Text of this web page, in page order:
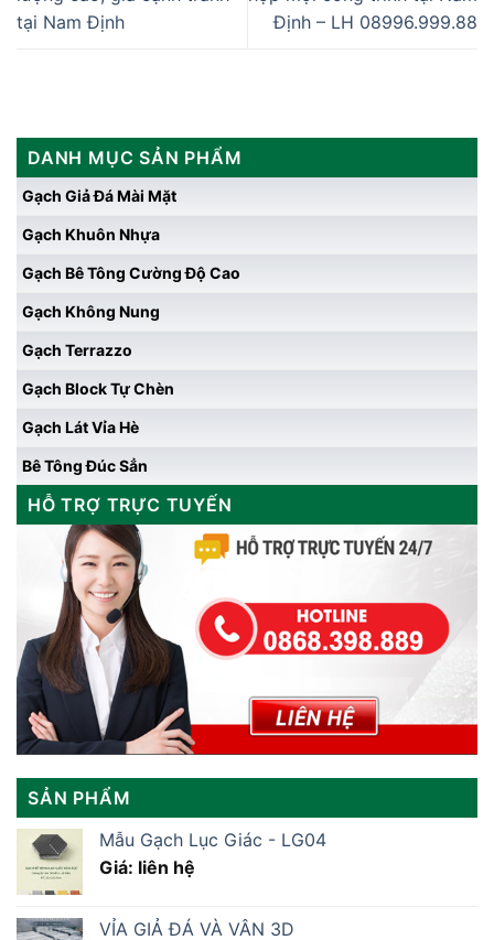
tại Nam Định
Định – LH 08996.999.88
DANH MỤC SẢN PHẨM
Gạch Giả Đá Mài Mặt
Gạch Khuôn Nhựa
Gạch Bê Tông Cường Độ Cao
Gạch Không Nung
Gạch Terrazzo
Gạch Block Tự Chèn
Gạch Lát Vỉa Hè
Bê Tông Đúc Sẳn
HỖ TRỢ TRỰC TUYẾN
SẢN PHẨM
Mẫu Gạch Lục Giác - LG04
Giá: liên hệ
VỈA GIẢ ĐÁ VÀ VÂN 3D